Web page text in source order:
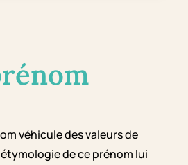
véhicule des valeurs de
de ce prénom lui